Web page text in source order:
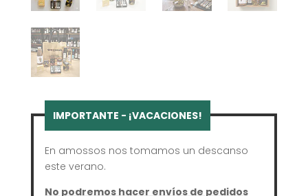
En amossos nos tomamos un descanso
este verano.
No podremos hacer envíos de pedidos